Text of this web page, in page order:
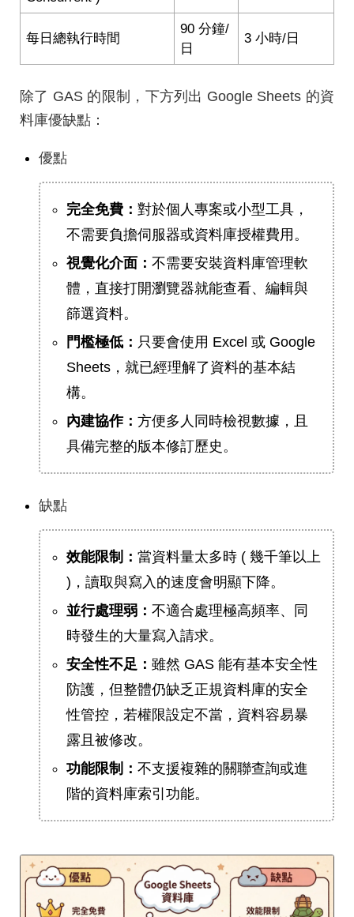
每日總執行時間
90 分鐘/
日
3 小時/日
除了 GAS 的限制，下方列出 Google Sheets 的資
料庫優缺點：
優點
完全免費： 對於個人專案或小型工具，
不需要負擔伺服器或資料庫授權費用。
視覺化介面： 不需要安裝資料庫管理軟
體，直接打開瀏覽器就能查看、編輯與
篩選資料。
門檻極低： 只要會使用 Excel 或 Google
Sheets，就已經理解了資料的基本結
構。
內建協作： 方便多人同時檢視數據，且
具備完整的版本修訂歷史。
缺點
效能限制： 當資料量太多時 ( 幾千筆以上
)，讀取與寫入的速度會明顯下降。
並行處理弱： 不適合處理極高頻率、同
時發生的大量寫入請求。
安全性不足： 雖然 GAS 能有基本安全性
防護，但整體仍缺乏正規資料庫的安全
性管控，若權限設定不當，資料容易暴
露且被修改。
功能限制： 不支援複雜的關聯查詢或進
階的資料庫索引功能。